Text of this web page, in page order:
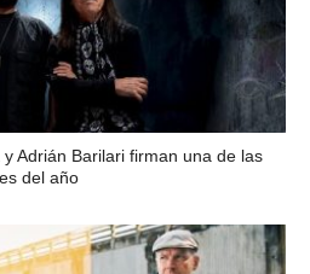
Adrián Barilari firman una de las
del año